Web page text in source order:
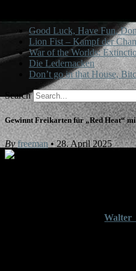
Good Luck, Have Fun,
Lion Fist – Kampf der
War of the Worlds:
Die Ledernacken
Don’t go in that House,
Search
Gewinnt Freikarten für „Red Heat“
By freeman• 28. April 2025
kehrtWalter